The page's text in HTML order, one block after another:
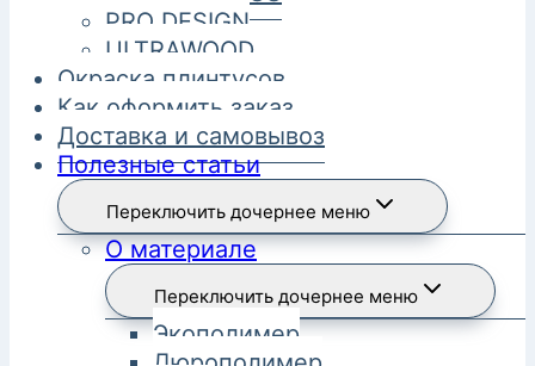
PRO DESIGN
ULTRAWOOD
Окраска плинтусов
Как оформить заказ
Доставка и самовывоз
Полезные статьи
Переключить дочернее меню
О материале
Переключить дочернее меню
Экополимер